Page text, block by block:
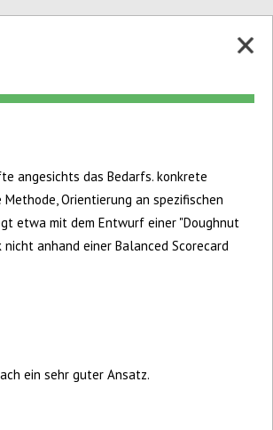
angesichts das Bedarfs. konkrete
Orientierung an spezifischen
etwa mit dem Entwurf einer "Doughnut
anhand einer Balanced Scorecard
ein sehr guter Ansatz.